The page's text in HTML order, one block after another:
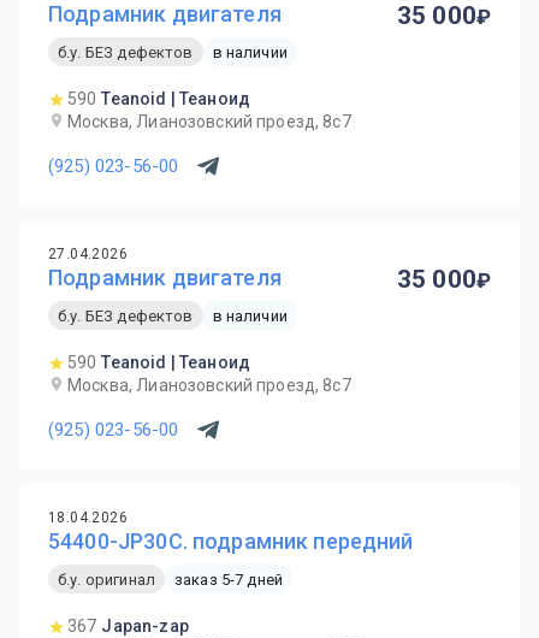
Подрамник двигателя
б.у. БЕЗ дефектов в наличии
590 Teanoid | Теаноид
Москва, Лианозовский проезд, 8с7
(925) 023-56-00
35 000
27.04.2026
Подрамник двигателя
б.у. БЕЗ дефектов в наличии
590 Teanoid | Теаноид
Москва, Лианозовский проезд, 8с7
(925) 023-56-00
35 000
18.04.2026
54400-JP30C. подрамник передний
б.у. оригинал заказ 5-7 дней
367 Japan-zap